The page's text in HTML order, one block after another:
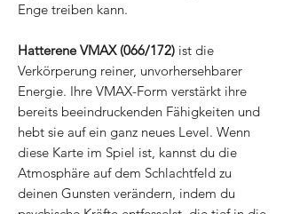
Enge treiben kann.
Hatterene VMAX (066/172) ist die
Verkörperung reiner, unvorhersehbarer
Energie. Ihre VMAX-Form verstärkt ihre
bereits beeindruckenden Fähigkeiten und
hebt sie auf ein ganz neues Level. Wenn
diese Karte im Spiel ist, kannst du die
Atmosphäre auf dem Schlachtfeld zu
deinen Gunsten verändern, indem du